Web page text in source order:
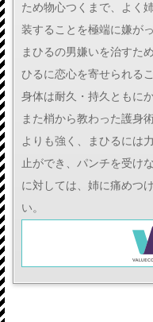
ため物心つくまで、よく
装することを極端に嫌がっ
まひるの男嫌いを治すた
ひるに恋心を寄せられる
身体は耐久・持久ともに
また梢から教わった護身
よりも強く、まひるには
止ができ、パンチを受け
に対しては、姉に痛めつ
い。